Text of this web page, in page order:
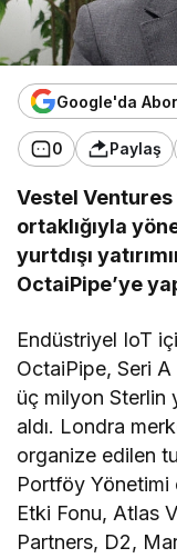
Google'da
0 Paylaş
Vestel
ortaklığıyla
yurtdışı
OctaiPipe’ye
Endüstriyel IoT
OctaiPipe, Seri A
üç milyon Sterlin
aldı. Londra
organize edilen
Portföy Yönetimi
Etki Fonu, Atlas
Partners, D2,